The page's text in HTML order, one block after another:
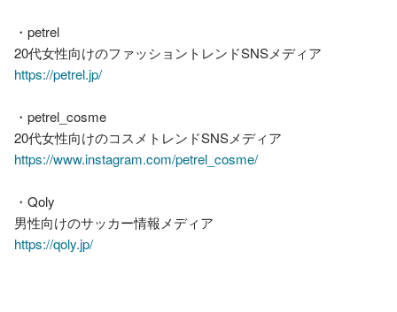
・petrel
https://petrel.jp/
・petrel_cosme
https://www.instagram.com/petrel_cosme/
・Qoly
https://qoly.jp/